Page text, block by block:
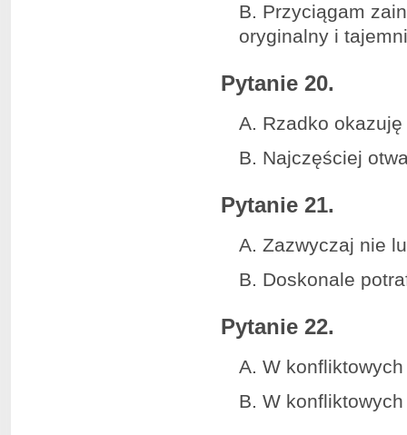
B. Przyciągam
oryginalny i
Pytanie 20.
A. Rzadko
B. Najczęściej
Pytanie 21.
A. Zazwyczaj nie
B. Doskonale
Pytanie 22.
A. W
B. W